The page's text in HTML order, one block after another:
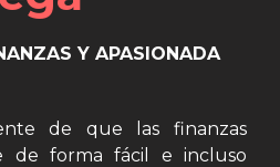
Y APASIONADA
de que las finanzas
de forma fácil e incluso